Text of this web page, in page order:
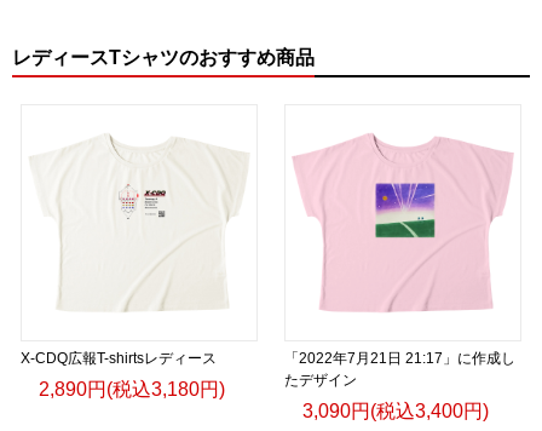
レディースTシャツのおすすめ商品
X-CDQ広報T-shirtsレディース
2,890円(税込3,180円)
「2022年7月21日 21:17」に作成し
たデザイン
3,090円(税込3,400円)